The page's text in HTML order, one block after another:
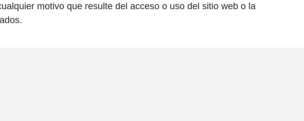
motivo que resulte del acceso o uso del sitio web o la